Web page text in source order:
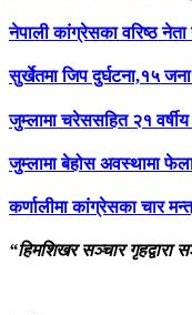
नेपाली कांग्रेसका वरिष्ठ
सुर्खेतमा जिप दुर्घटना,१५
जुम्लामा चरेससहित २१
जुम्लामा बेहोस अवस्थामा
कर्णालीमा कांग्रेसका चार
“हिमशिखर सञ्चार गृहद्वारा